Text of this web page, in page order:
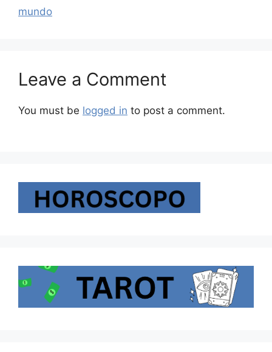
mundo
Leave a Comment
You must be logged in to post a comment.